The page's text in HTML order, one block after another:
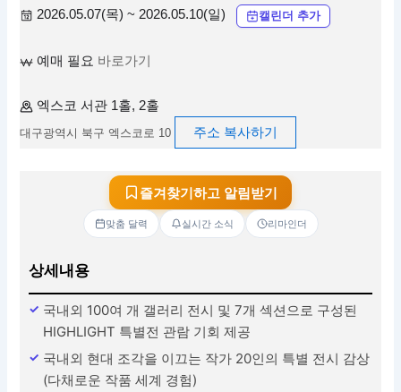
2026.05.07(목) ~ 2026.05.10(일) 캘린더 추가
예매 필요 바로가기
엑스코 서관 1홀, 2홀
대구광역시 북구 엑스코로 10 주소 복사하기
즐겨찾기하고 알림받기
맞춤 달력 실시간 소식 리마인더
상세내용
국내외 100여 개 갤러리 전시 및 7개 섹션으로 구성된
HIGHLIGHT 특별전 관람 기회 제공
국내외 현대 조각을 이끄는 작가 20인의 특별 전시 감상
(다채로운 작품 세계 경험)